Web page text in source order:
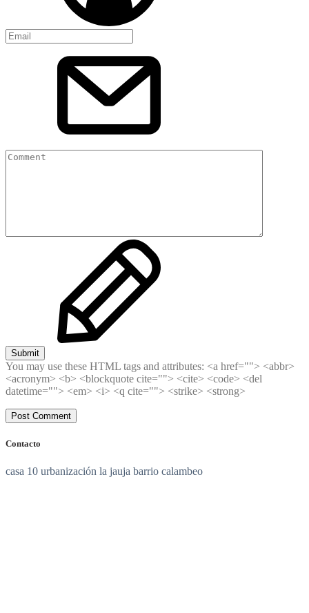
Submit
You may use these HTML tags and attributes: <a href=""> <abbr>
<acronym> <b> <blockquote cite=""> <cite> <code> <del
datetime=""> <em> <i> <q cite=""> <strike> <strong>
Contacto
casa 10 urbanización la jauja barrio calambeo